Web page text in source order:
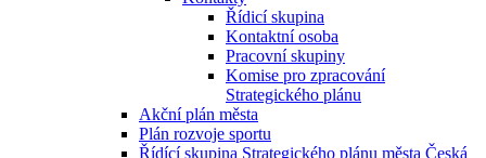
Řídicí skupina
Kontaktní osoba
Pracovní skupiny
Komise pro zpracování
Strategického plánu
Akční plán města
Plán rozvoje sportu
Řídící skupina Strategického plánu města Česká